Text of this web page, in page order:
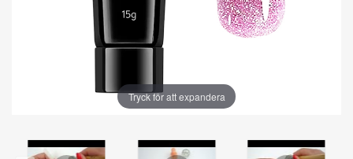
Tryck för att expandera